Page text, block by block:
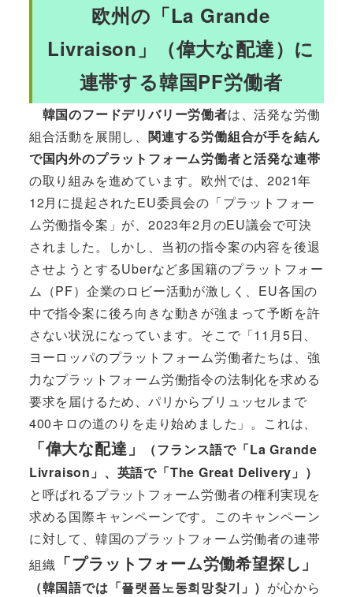
欧州の「La Grande
Livraison」（偉大な配達）に
連帯する韓国PF労働者
韓国のフードデリバリー労働者は、活発な労働
組合活動を展開し、 関連する労働組合が手を結ん
で国内外のプラットフォーム労働者と活発な連帯
の取り組みを進めています。欧州では、2021年
12月に提起されたEU委員会の「プラットフォー
ム労働指令案」が、2023年2月のEU議会で可決
されました。しかし、当初の指令案の内容を後退
させようとするUberなど多国籍のプラットフォー
ム（PF）企業のロビー活動が激しく、EU各国の
中で指令案に後ろ向きな動きが強まって予断を許
さない状況になっています。そこで「11月5日、
ヨーロッパのプラットフォーム労働者たちは、強
力なプラットフォーム労働指令の法制化を求める
要求を届けるため、パリからブリュッセルまで
400キロの道のりを走り始めました」。これは、
「偉大な配達」
（フランス語で「La Grande
Livraison」、英語で「The Great Delivery」）
と呼ばれるプラットフォーム労働者の権利実現を
求める国際キャンペーンです。このキャンペーン
に対して、韓国のプラットフォーム労働者の連帯
組織 「プラットフォーム労働希望探し」
（韓国語では「플랫폼노동희망찾기」） が心から